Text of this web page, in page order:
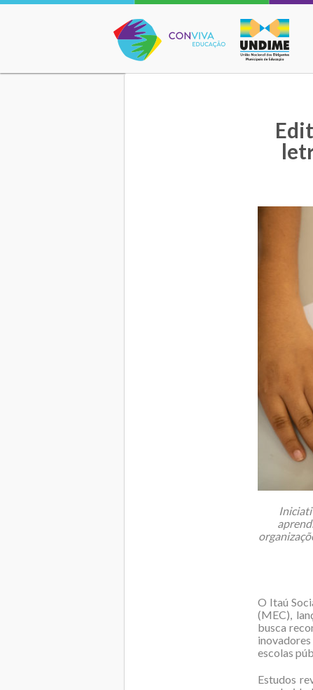
Conviva Educação
O Itaú
(MEC),
busca
escolas
Estudos